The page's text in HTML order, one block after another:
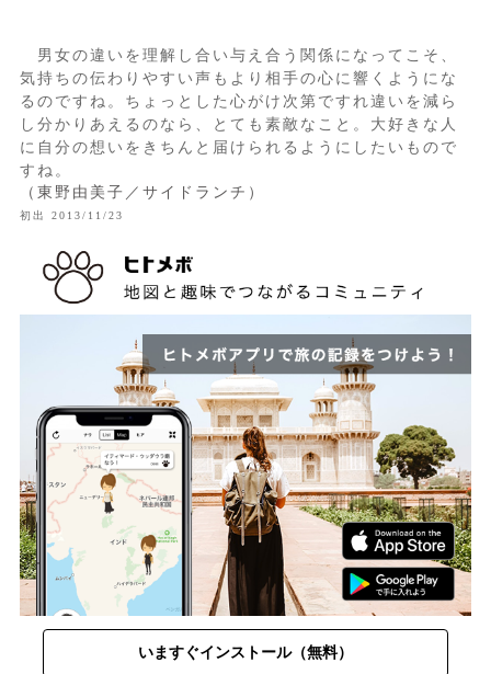
男女の違いを理解し合い与え合う関係になってこそ、
気持ちの伝わりやすい声もより相手の心に響くようにな
るのですね。ちょっとした心がけ次第ですれ違いを減ら
し分かりあえるのなら、とても素敵なこと。大好きな人
に自分の想いをきちんと届けられるようにしたいもので
すね。
（東野由美子／サイドランチ）
初出 2013/11/23
いますぐインストール（無料）